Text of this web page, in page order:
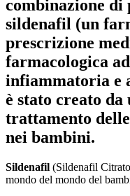
combinazione
sildenafil (un
prescrizione
farmacologica
infiammatoria e
è stato creato da
trattamento
nei bambini.
Sildenafil (Sildenafil
mondo del mondo del